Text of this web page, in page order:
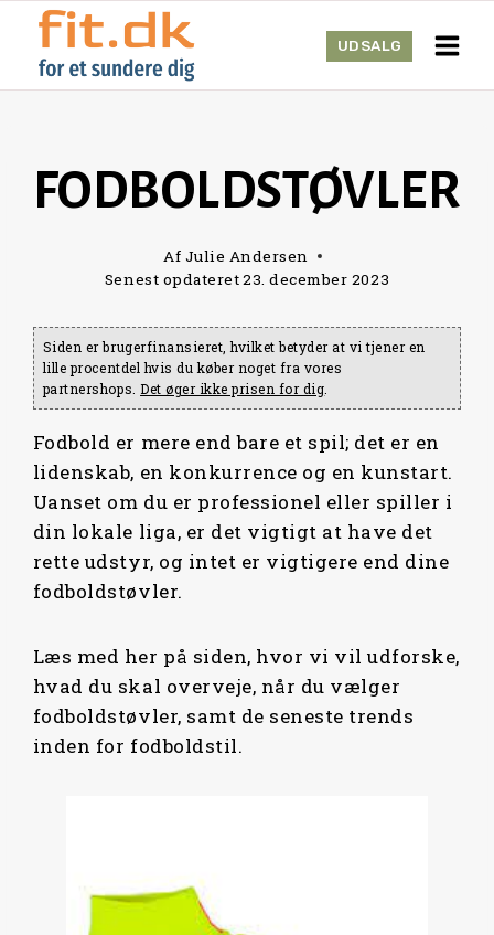
Skip
content
UDSALG
FODBOLDSTØVLER
Af Julie Andersen
Senest opdateret23. december 2023
Siden er brugerfinansieret, hvilket betyder at vi tjener en
lille procentdel hvis du køber noget fra vores
partnershops.Det øger ikke prisen for dig
Fodbold er mere end bare et spil; det er en
lidenskab, en konkurrence og en kunstart.
Uanset om du er professionel eller spiller i
din lokale liga, er det vigtigt at have det
rette udstyr, og intet er vigtigere end dine
fodboldstøvler.
Læs med her på siden, hvor vi vil udforske,
hvad du skal overveje, når du vælger
fodboldstøvler, samt de seneste trends
inden for fodboldstil.